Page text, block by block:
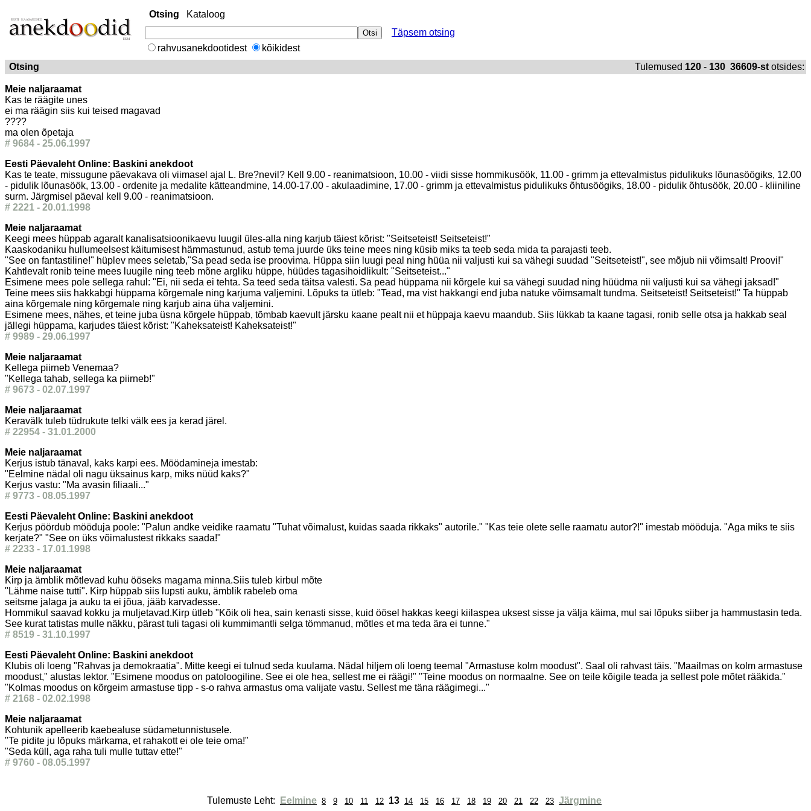
Otsing
Kataloog
Täpsem otsing
rahvusanekdootidest
kõikidest
Otsing
Tulemused 120 - 130 36609-st otsides:
Meie naljaraamat
Kas te räägite unes
ei ma räägin siis kui teised magavad
????
ma olen õpetaja
# 9684 - 25.06.1997
Eesti Päevaleht Online: Baskini anekdoot
Kas te teate, missugune päevakava oli viimasel ajal L. Bre?nevil? Kell 9.00 - reanimatsioon, 10.00 - viidi sisse hommikusöök, 11.00 - grimm ja ettevalmistus pidulikuks lõunasöögiks, 12.00
- pidulik lõunasöök, 13.00 - ordenite ja medalite kätteandmine, 14.00-17.00 - akulaadimine, 17.00 - grimm ja ettevalmistus pidulikuks õhtusöögiks, 18.00 - pidulik õhtusöök, 20.00 - kliiniline
surm. Järgmisel päeval kell 9.00 - reanimatsioon.
# 2221 - 20.01.1998
Meie naljaraamat
Keegi mees hüppab agaralt kanalisatsioonikaevu luugil üles-alla ning karjub täiest kõrist: "Seitseteist! Seitseteist!"
Kaaskodaniku hullumeelsest käitumisest hämmastunud, astub tema juurde üks teine mees ning küsib miks ta teeb seda mida ta parajasti teeb.
"See on fantastiline!" hüplev mees seletab,"Sa pead seda ise proovima. Hüppa siin luugi peal ning hüüa nii valjusti kui sa vähegi suudad "Seitseteist!", see mõjub nii võimsalt! Proovi!"
Kahtlevalt ronib teine mees luugile ning teeb mõne argliku hüppe, hüüdes tagasihoidlikult: "Seitseteist..."
Esimene mees pole sellega rahul: "Ei, nii seda ei tehta. Sa teed seda täitsa valesti. Sa pead hüppama nii kõrgele kui sa vähegi suudad ning hüüdma nii valjusti kui sa vähegi jaksad!"
Teine mees siis hakkabgi hüppama kõrgemale ning karjuma valjemini. Lõpuks ta ütleb: "Tead, ma vist hakkangi end juba natuke võimsamalt tundma. Seitseteist! Seitseteist!" Ta hüppab
aina kõrgemale ning kõrgemale ning karjub aina üha valjemini.
Esimene mees, nähes, et teine juba üsna kõrgele hüppab, tõmbab kaevult järsku kaane pealt nii et hüppaja kaevu maandub. Siis lükkab ta kaane tagasi, ronib selle otsa ja hakkab seal
jällegi hüppama, karjudes täiest kõrist: "Kaheksateist! Kaheksateist!"
# 9989 - 29.06.1997
Meie naljaraamat
Kellega piirneb Venemaa?
"Kellega tahab, sellega ka piirneb!"
# 9673 - 02.07.1997
Meie naljaraamat
Keravälk tuleb tüdrukute telki välk ees ja kerad järel.
# 22954 - 31.01.2000
Meie naljaraamat
Kerjus istub tänaval, kaks karpi ees. Möödamineja imestab:
"Eelmine nädal oli nagu üksainus karp, miks nüüd kaks?"
Kerjus vastu: "Ma avasin filiaali..."
# 9773 - 08.05.1997
Eesti Päevaleht Online: Baskini anekdoot
Kerjus pöördub mööduja poole: "Palun andke veidike raamatu "Tuhat võimalust, kuidas saada rikkaks" autorile." "Kas teie olete selle raamatu autor?!" imestab mööduja. "Aga miks te siis
kerjate?" "See on üks võimalustest rikkaks saada!"
# 2233 - 17.01.1998
Meie naljaraamat
Kirp ja ämblik mõtlevad kuhu ööseks magama minna.Siis tuleb kirbul mõte
"Lähme naise tutti". Kirp hüppab siis lupsti auku, ämblik rabeleb oma
seitsme jalaga ja auku ta ei jõua, jääb karvadesse.
Hommikul saavad kokku ja muljetavad.Kirp ütleb "Kõik oli hea, sain kenasti sisse, kuid öösel hakkas keegi kiilaspea uksest sisse ja välja käima, mul sai lõpuks siiber ja hammustasin teda.
See kurat tatistas mulle näkku, pärast tuli tagasi oli kummimantli selga tömmanud, mõtles et ma teda ära ei tunne."
# 8519 - 31.10.1997
Eesti Päevaleht Online: Baskini anekdoot
Klubis oli loeng "Rahvas ja demokraatia". Mitte keegi ei tulnud seda kuulama. Nädal hiljem oli loeng teemal "Armastuse kolm moodust". Saal oli rahvast täis. "Maailmas on kolm armastuse
moodust," alustas lektor. "Esimene moodus on patoloogiline. See ei ole hea, sellest me ei räägi!" "Teine moodus on normaalne. See on teile kõigile teada ja sellest pole mõtet rääkida."
"Kolmas moodus on kõrgeim armastuse tipp - s-o rahva armastus oma valijate vastu. Sellest me täna räägimegi..."
# 2168 - 02.02.1998
Meie naljaraamat
Kohtunik apelleerib kaebealuse südametunnistusele.
"Te pidite ju lõpuks märkama, et rahakott ei ole teie oma!"
"Seda küll, aga raha tuli mulle tuttav ette!"
# 9760 - 08.05.1997
Tulemuste Leht: Eelmine 8 9 10 11 12 13 14 15 16 17 18 19 20 21 22 23 Järgmine